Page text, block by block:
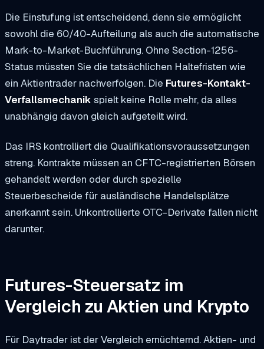
Die Einstufung ist entscheidend, denn sie ermöglicht
sowohl die 60/40-Aufteilung als auch die automatische
Mark-to-Market-Buchführung. Ohne Section-1256-
Status müssten Sie die tatsächlichen Haltefristen wie
ein Aktientrader nachverfolgen. Die Futures-Kontakt-
Verfallsmechanik spielt keine Rolle mehr, da alles
unabhängig davon gleich aufgeteilt wird.
Das IRS kontrolliert die Qualifikationsvoraussetzungen
streng. Kontrakte müssen an CFTC-registrierten Börsen
gehandelt werden oder durch spezielle
Steuerbescheide für ausländische Handelsplätze
anerkannt sein. Unkontrollierte OTC-Derivate fallen nicht
darunter.
Futures-Steuersatz im
Vergleich zu Aktien und Krypto
Für Daytrader ist der Vergleich ernüchternd. Aktien- und